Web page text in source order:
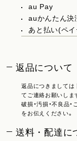
au Pay
auかんたん決
あと払い(ペ
返品について
返品につきましては
てご連絡お願いしま
破損・汚損・不良品
をお伝えください。
送料・配達に